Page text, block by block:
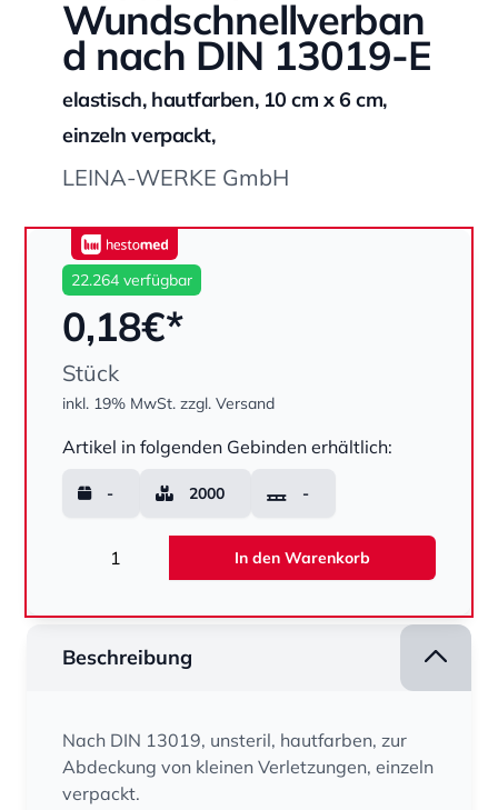
Wundschnellverban
d nach DIN 13019-E
elastisch, hautfarben, 10 cm x 6 cm,
einzeln verpackt,
LEINA-WERKE GmbH
22.264 verfügbar
0,18€*
Stück
inkl. 19% MwSt. zzgl. Versand
Artikel in folgenden Gebinden erhältlich:
- 2000 -
In den Warenkorb
Beschreibung
Nach DIN 13019, unsteril, hautfarben, zur
Abdeckung von kleinen Verletzungen, einzeln
verpackt.